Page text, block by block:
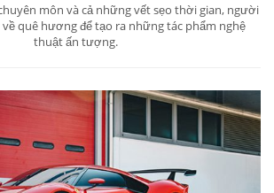
môn và cả những vết sẹo thời gian, người
quê hương để tạo ra những tác phẩm nghệ
thuật ấn tượng.